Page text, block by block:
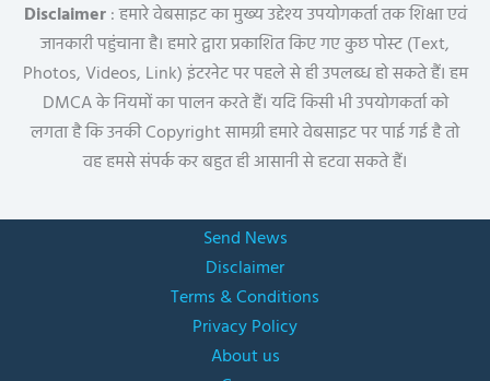
Disclaimer: हमारे वेबसाइट का मुख्य उद्देश्य उपयोगकर्ता तक शिक्षा एवं
जानकारी पहुंचाना है। हमारे द्वारा प्रकाशित किए गए कुछ पोस्ट (Text,
Photos, Videos, Link) इंटरनेट पर पहले से ही उपलब्ध हो सकते हैं। हम
DMCA के नियमों का पालन करते हैं। यदि किसी भी उपयोगकर्ता को
लगता है कि उनकी Copyright सामग्री हमारे वेबसाइट पर पाई गई है तो
वह हमसे संपर्क कर बहुत ही आसानी से हटवा सकते हैं।
Send News
Disclaimer
Terms & Conditions
Privacy Policy
About us